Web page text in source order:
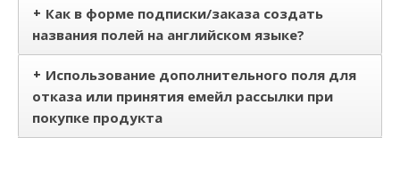
+ Как в форме подписки/заказа создать
названия полей на английском языке?
+ Использование дополнительного поля для
отказа или принятия емейл рассылки при
покупке продукта